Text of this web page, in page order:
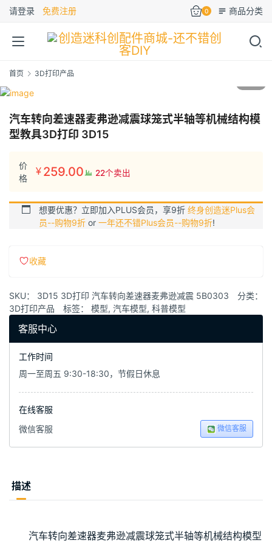
请登录 免费注册 0 商品分类
首页 3D打印产品
汽车转向差速器麦弗逊减震球笼式半轴等机械结构模
型教具3D打印 3D15
价
格
¥ 259.00 22个卖出
想要优惠？立即加入PLUS会员，享9折 终身创造迷Plus会
员--购物9折 or 一年还不错Plus会员--购物9折!
收藏
SKU： 3D15 3D打印 汽车转向差速器麦弗逊减震 5B0303
分类：
3D打印产品
标签： 模型, 汽车模型, 科普模型
客服中心
工作时间
周一至周五 9:30-18:30，节假日休息
在线客服
微信客服
微信客服
描述
00:00 / 00:00
汽车转向差速器麦弗逊减震球笼式半轴等机械结构模型